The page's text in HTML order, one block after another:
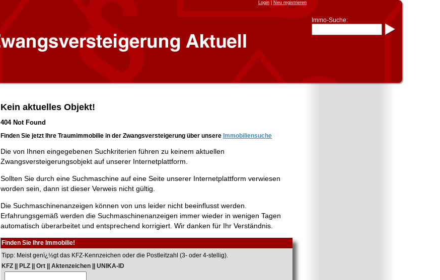
Login| Neu registrieren
Immo-Suche:
Kein aktuelles Objekt!
404 Not Found
Finden Sie jetzt Ihre Traumimmobilie in der Zwangsversteigerung über unsereImmobiliensuche
Die von Ihnen eingegebenen Suchkriterien führen zu keinem aktuellen
Zwangsversteigerungsobjekt auf unserer Internetplattform.
Sollten Sie durch eine Suchmaschine auf eine Seite unserer Internetplattform verwiesen
worden sein, dann ist dieser Verweis nicht gültig.
Die Suchmaschinenanzeigen können von uns leider nicht beeinflusst werden.
Erfahrungsgemäß werden die Suchmaschinenanzeigen immer wieder in wenigen Tagen
automatisch überarbeitet und entsprechend korrigiert. Wir danken für Ihr Verständnis.
Finden Sie Ihre Immobilie!
Tipp: Meist genï¿½gt das KFZ-Kennzeichen oder die Postleitzahl (3- oder 4-stellig).
KFZ || PLZ || Ort || Aktenzeichen || UNIKA-ID